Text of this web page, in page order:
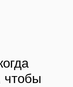
чтобы